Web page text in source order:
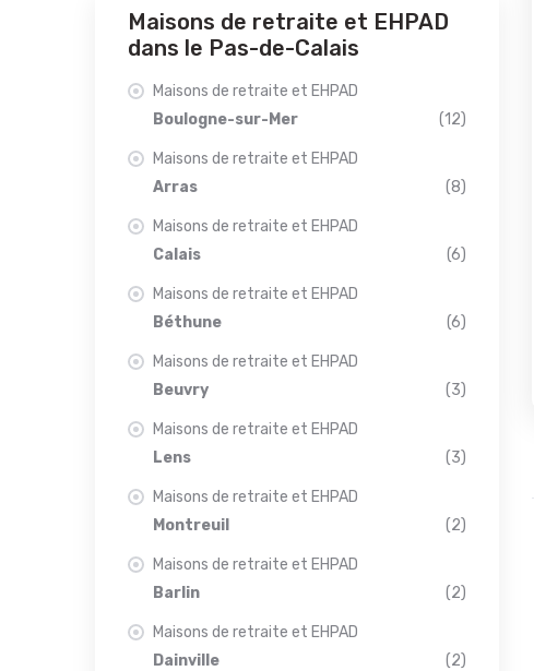
Maisons de retraite et EHPAD
dans le Pas-de-Calais
Maisons de retraite et EHPAD
Boulogne-sur-Mer
(12)
Maisons de retraite et EHPAD
Arras
(8)
Maisons de retraite et EHPAD
Calais
(6)
Maisons de retraite et EHPAD
Béthune
(6)
Maisons de retraite et EHPAD
Beuvry
(3)
Maisons de retraite et EHPAD
Lens
(3)
Maisons de retraite et EHPAD
Montreuil
(2)
Maisons de retraite et EHPAD
Barlin
(2)
Maisons de retraite et EHPAD
Dainville
(2)